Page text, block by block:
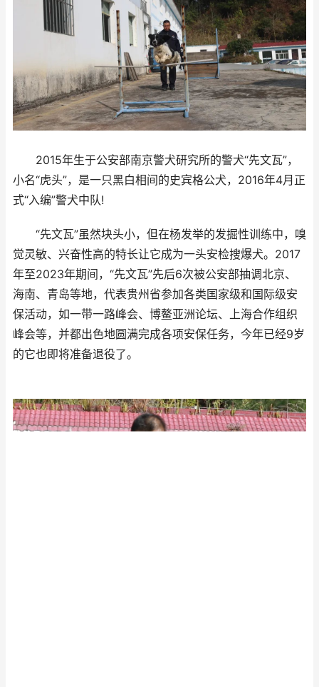
2015年生于公安部南京警犬研究所的警犬“先文瓦”，
小名“虎头”，是一只黑白相间的史宾格公犬，2016年4月正
式“入编”警犬中队!
“先文瓦”虽然块头小，但在杨发举的发掘性训练中，嗅
觉灵敏、兴奋性高的特长让它成为一头安检搜爆犬。2017
年至2023年期间，“先文瓦”先后6次被公安部抽调北京、
海南、青岛等地，代表贵州省参加各类国家级和国际级安
保活动，如一带一路峰会、博鳌亚洲论坛、上海合作组织
峰会等，并都出色地圆满完成各项安保任务，今年已经9岁
的它也即将准备退役了。